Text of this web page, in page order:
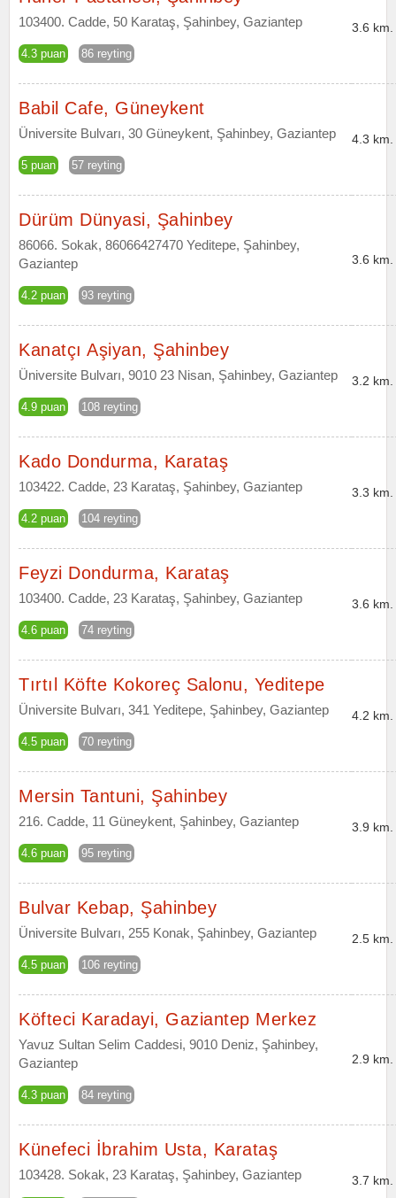
103400. Cadde, 50 Karataş, Şahinbey, Gaziantep
4.3 puan 86 reyting
3.6 km.
Babil Cafe, Güneykent
Üniversite Bulvarı, 30 Güneykent, Şahinbey, Gaziantep
5 puan 57 reyting
4.3 km.
Dürüm Dünyasi, Şahinbey
86066. Sokak, 86066427470 Yeditepe, Şahinbey,
Gaziantep
4.2 puan 93 reyting
3.6 km.
Kanatçı Aşiyan, Şahinbey
Üniversite Bulvarı, 9010 23 Nisan, Şahinbey, Gaziantep
4.9 puan 108 reyting
3.2 km.
Kado Dondurma, Karataş
103422. Cadde, 23 Karataş, Şahinbey, Gaziantep
4.2 puan 104 reyting
3.3 km.
Feyzi Dondurma, Karataş
103400. Cadde, 23 Karataş, Şahinbey, Gaziantep
4.6 puan 74 reyting
3.6 km.
Tırtıl Köfte Kokoreç Salonu, Yeditepe
Üniversite Bulvarı, 341 Yeditepe, Şahinbey, Gaziantep
4.5 puan 70 reyting
4.2 km.
Mersin Tantuni, Şahinbey
216. Cadde, 11 Güneykent, Şahinbey, Gaziantep
4.6 puan 95 reyting
3.9 km.
Bulvar Kebap, Şahinbey
Üniversite Bulvarı, 255 Konak, Şahinbey, Gaziantep
4.5 puan 106 reyting
2.5 km.
Köfteci Karadayi, Gaziantep Merkez
Yavuz Sultan Selim Caddesi, 9010 Deniz, Şahinbey,
Gaziantep
4.3 puan 84 reyting
2.9 km.
Künefeci İbrahim Usta, Karataş
103428. Sokak, 23 Karataş, Şahinbey, Gaziantep 3.7 km.